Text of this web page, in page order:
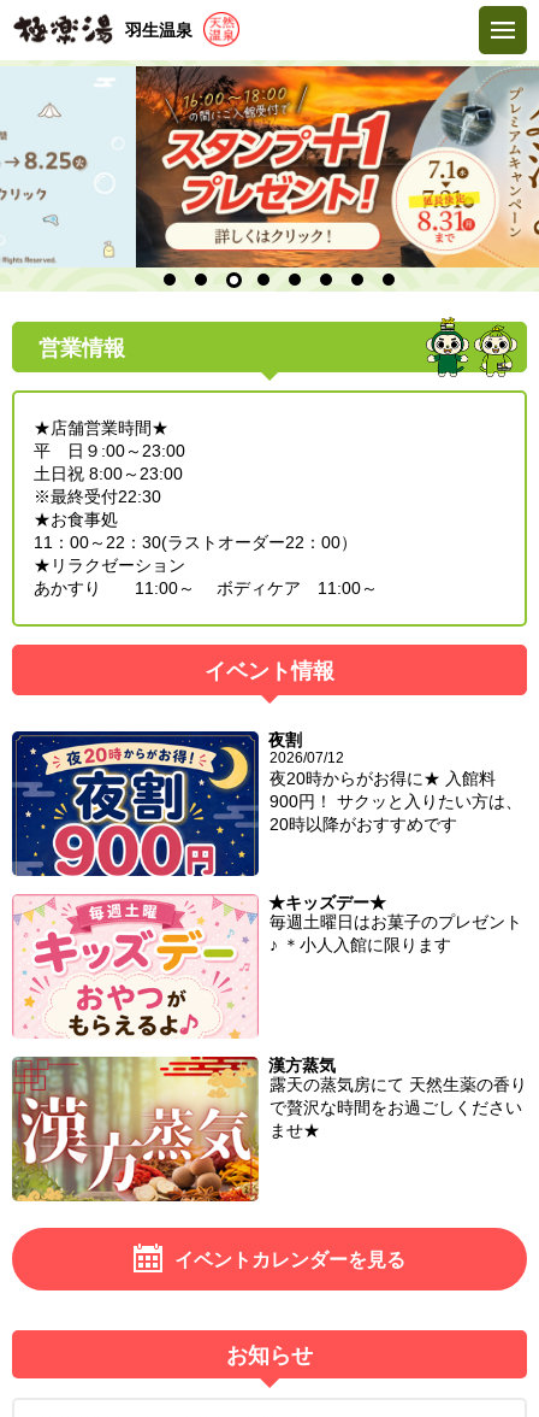
羽生温泉
営業情報
★店舗営業時間★
平 日９:00～23:00
土日祝 8:00～23:00
※最終受付22:30
★お食事処
11：00～22：30(ラストオーダー22：00）
★リラクゼーション
あかすり 11:00～ ボディケア 11:00～
イベント情報
夜割
2026/07/12
夜20時からがお得に★ 入館料
900円！ サクッと入りたい方は、
20時以降がおすすめです
★キッズデー★
毎週土曜日はお菓子のプレゼント
♪ ＊小人入館に限ります
漢方蒸気
露天の蒸気房にて 天然生薬の香り
で贅沢な時間をお過ごしください
ませ★
イベントカレンダーを見る
お知らせ